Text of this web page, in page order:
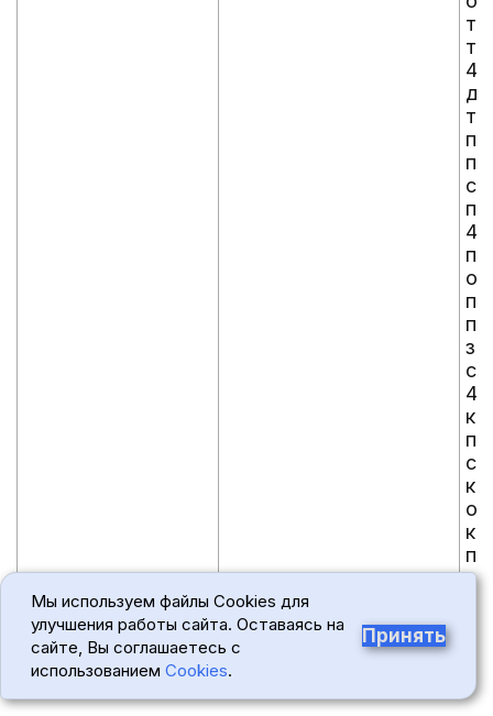
III. Учебный план <5>
Мы используем файлы Cookies для
улучшения работы сайта. Оставаясь на
сайте, Вы соглашаетесь с
использованием Cookies.
Принять